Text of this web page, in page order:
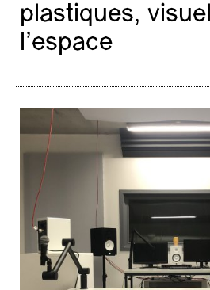
plastiques,
l’espace